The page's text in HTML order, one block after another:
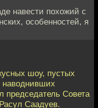
навести похожий с
особенностей, я
шоу, пустых
председатель Совета
Саадуев.